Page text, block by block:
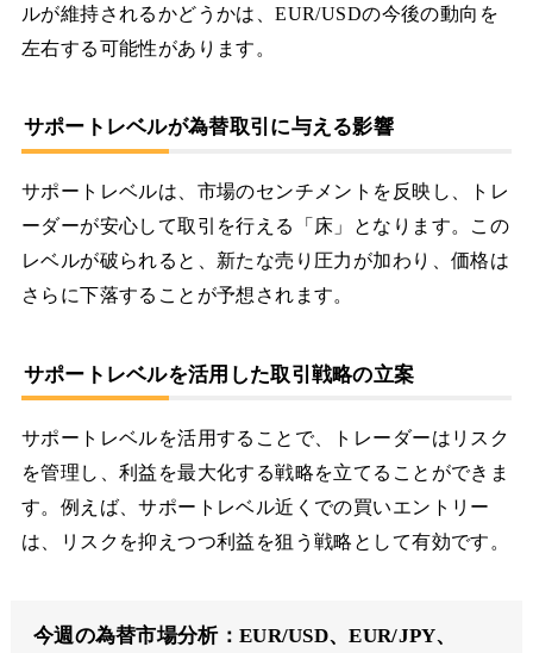
ルが維持されるかどうかは、EUR/USDの今後の動向を
左右する可能性があります。
サポートレベルが為替取引に与える影響
サポートレベルは、市場のセンチメントを反映し、トレ
ーダーが安心して取引を行える「床」となります。この
レベルが破られると、新たな売り圧力が加わり、価格は
さらに下落することが予想されます。
サポートレベルを活用した取引戦略の立案
サポートレベルを活用することで、トレーダーはリスク
を管理し、利益を最大化する戦略を立てることができま
す。例えば、サポートレベル近くでの買いエントリー
は、リスクを抑えつつ利益を狙う戦略として有効です。
今週の為替市場分析：EUR/USD、EUR/JPY、